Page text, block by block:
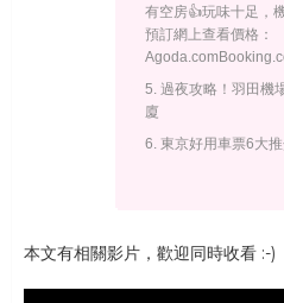
有空房👍玩味十足，
預訂網上查看價格：
5. 過夜攻略！羽田機
廈
6. 東京好用車票6大
本文有相關影片，歡迎同時收看 :-)